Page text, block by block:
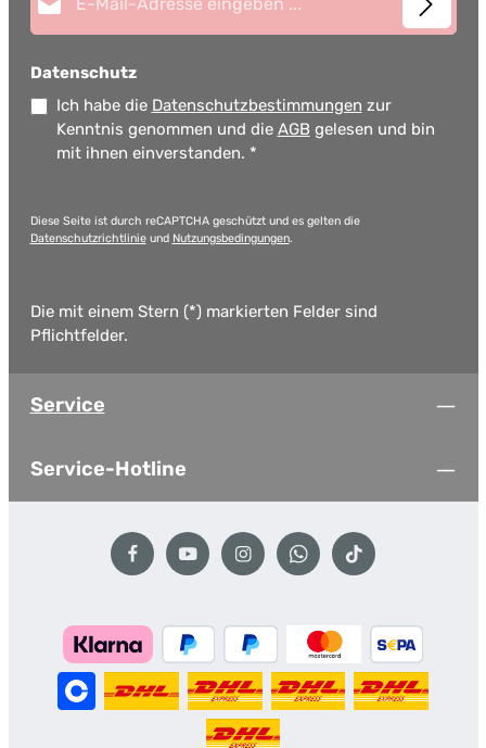
Datenschutz
Ich habe die Datenschutzbestimmungen zur
Kenntnis genommen und die AGB gelesen und bin
mit ihnen einverstanden. *
Diese Seite ist durch reCAPTCHA geschützt und es gelten die
Datenschutzrichtlinieund Nutzungsbedingungen.
Die mit einem Stern (*) markierten Felder sind
Pflichtfelder.
Service
Service-Hotline